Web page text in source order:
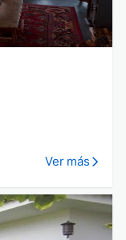
Ver más